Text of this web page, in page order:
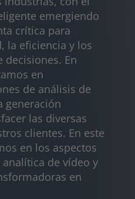
emergiendo
crítica para
la eficiencia y los
decisiones. En
en
de análisis de
generación
las diversas
clientes. En este
en los aspectos
de vídeo y
en